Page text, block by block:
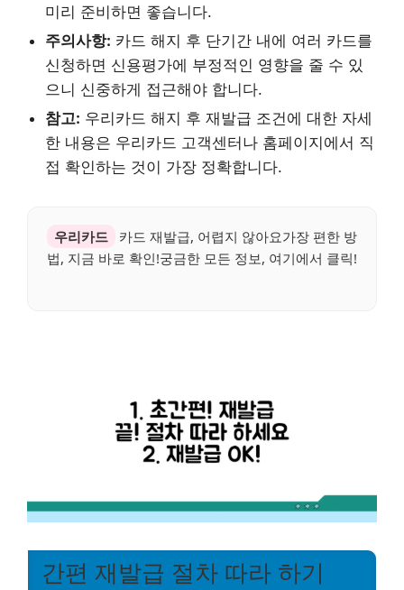
미리 준비하면 좋습니다.
주의사항: 카드 해지 후 단기간 내에 여러 카드를
신청하면 신용평가에 부정적인 영향을 줄 수 있
으니 신중하게 접근해야 합니다.
참고: 우리카드 해지 후 재발급 조건에 대한 자세
한 내용은 우리카드 고객센터나 홈페이지에서 직
접 확인하는 것이 가장 정확합니다.
우리카드
카드 재발급, 어렵지 않아요가장 편한 방
법, 지금 바로 확인!궁금한 모든 정보, 여기에서 클릭!
간편 재발급 절차 따라 하기